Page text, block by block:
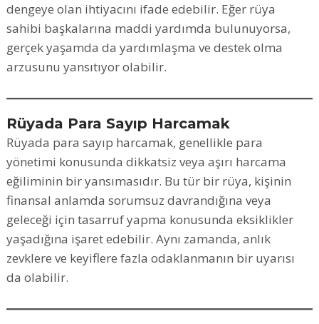
dengeye olan ihtiyacını ifade edebilir. Eğer rüya
sahibi başkalarına maddi yardımda bulunuyorsa,
gerçek yaşamda da yardımlaşma ve destek olma
arzusunu yansıtıyor olabilir.
Rüyada Para Sayıp Harcamak
Rüyada para sayıp harcamak, genellikle para
yönetimi konusunda dikkatsiz veya aşırı harcama
eğiliminin bir yansımasıdır. Bu tür bir rüya, kişinin
finansal anlamda sorumsuz davrandığına veya
geleceği için tasarruf yapma konusunda eksiklikler
yaşadığına işaret edebilir. Aynı zamanda, anlık
zevklere ve keyiflere fazla odaklanmanın bir uyarısı
da olabilir.